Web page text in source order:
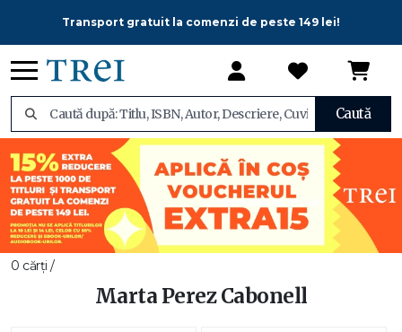
Transport gratuit la comenzi de peste 149 lei!
Caută
0 cărți /
Marta Perez Cabonell